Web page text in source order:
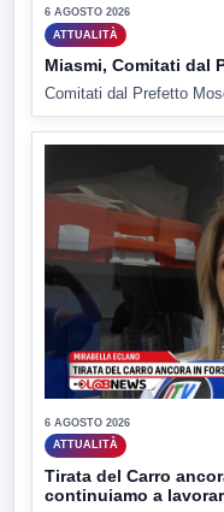
6 AGOSTO 2026
ATTUALITÀ
Miasmi, Comitati dal
Comitati dal Prefetto
6 AGOSTO 2026
ATTUALITÀ
Tirata del Carro
continuiamo a